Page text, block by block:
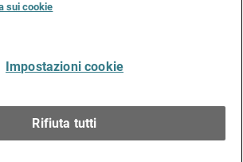
sui cookie
Impostazioni cookie
Rifiuta tutti